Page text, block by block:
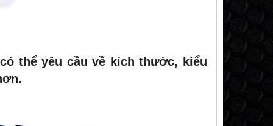
thể yêu cầu về kích thước, kiểu